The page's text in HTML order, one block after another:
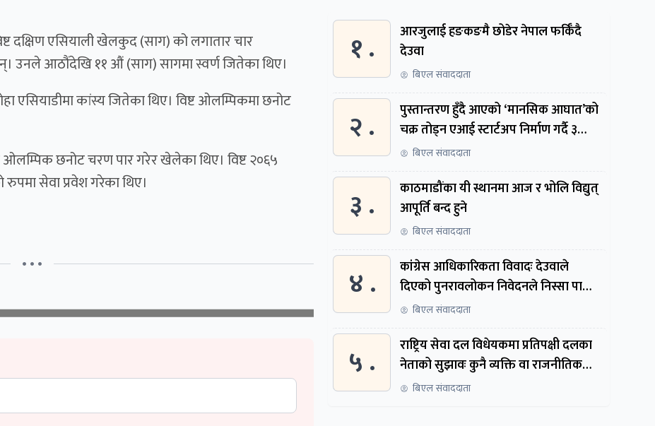
एसियाली खेलकुद (साग) को लगातार चार
उनले आठौंदेखि ११ औं (साग) सागमा स्वर्ण जितेका थिए।
एसियाडीमा कांस्य जितेका थिए। विष्ट ओलम्पिकमा छनोट
छनोट चरण पार गरेर खेलेका थिए। विष्ट २०६५
सेवा प्रवेश गरेका थिए।
• • •
१ .
आरजुलाई हङकङमै छोडेर नेपाल फर्किँदै
देउवा
बिएल संवाददाता
२ .
पुस्तान्तरण हुँदै आएको ‘मानसिक आघात’को
चक्र तोड्न एआई स्टार्टअप निर्माण गर्दै ३
नेपाली
बिएल संवाददाता
३ .
काठमाडौंका यी स्थानमा आज र भोलि विद्युत्
आपूर्ति बन्द हुने
बिएल संवाददाता
४ .
कांग्रेस आधिकारिकता विवादः देउवाले
दिएको पुनरावलोकन निवेदनले निस्सा पायो,
फेरि सुरुदेखि सुनुवाइ हुने
बिएल संवाददाता
५ .
राष्ट्रिय सेवा दल विधेयकमा प्रतिपक्षी दलका
नेताको सुझावः कुनै व्यक्ति वा राजनीतिक
नेतृत्वबाट निर्देशित हुने संस्था नबनोस्
बिएल संवाददाता